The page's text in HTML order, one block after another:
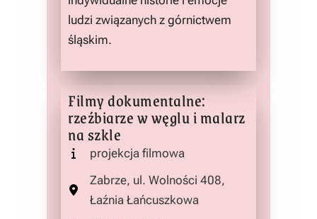
ludzi związanych z górnictwem
śląskim.
Filmy dokumentalne:
rzeźbiarze w węglu i malarz
na szkle
projekcja filmowa
Zabrze, ul. Wolności 408,
Łaźnia Łańcuszkowa